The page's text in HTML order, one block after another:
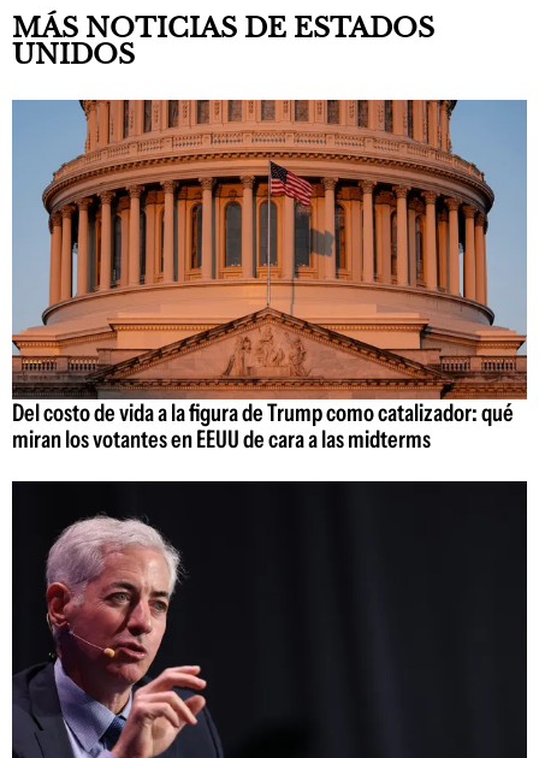
MÁS NOTICIAS DE ESTADOS
UNIDOS
Del costo de vida a la figura de Trump como catalizador: qué
miran los votantes en EEUU de cara a las midterms